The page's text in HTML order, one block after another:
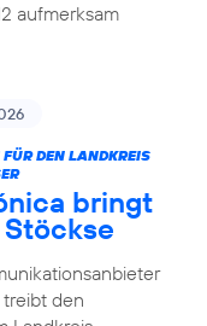
aufmerksam
DEN LANDKREIS
bringt
den